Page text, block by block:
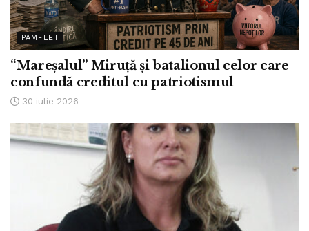
PAMFLET
“Mareșalul” Miruță și batalionul celor care
confundă creditul cu patriotismul
30 iulie 2026